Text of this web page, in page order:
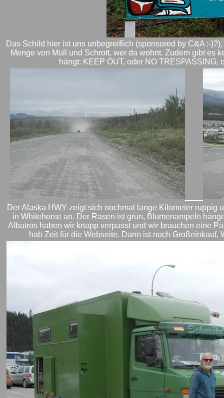
Das Schild hier ist uns unbegreiflich (sponsored by C&A :-
Menge von Müll und Schrott, wer da wohnt. Zudem gibt es
hängt: KEEP OUT, oder NO TRESPASSING,
Der Alaska HWY zeigt sich nochmal lange Kilometer ruppig
in Whitehorse an. Der Rasen ist grün, Blumenampeln
Albatros haben wir knapp verpasst und wir brauchen eine
hab Zeit für die Webseite. Dann ist noch Großeinkauf,